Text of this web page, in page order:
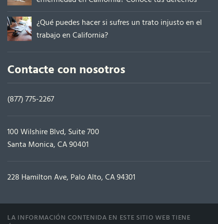
¿Qué puedes hacer si sufres un trato injusto en el
trabajo en California?
Contacte con nosotros
(877) 775-2267
100 Wilshire Blvd, Suite 700
Santa Monica, CA 90401
228 Hamilton Ave, Palo Alto, CA 94301
LA INFORMACIÓN CONTENIDA EN ESTE SITIO WEB TIENE